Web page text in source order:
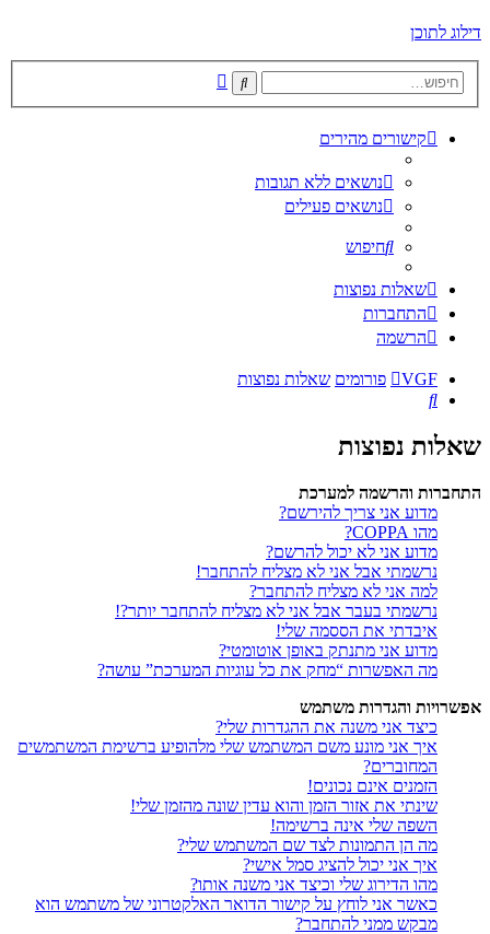
דילוג לתוכן
חיפוש
קישורים מהירים
נושאים ללא תגובות
נושאים פעילים
חיפוש
שאלות נפוצות
התחברות
הרשמה
VGF פורומים שאלות נפוצות
חיפוש
שאלות נפוצות
התחברות והרשמה למערכת
מדוע אני צריך להירשם?
מהו COPPA?
מדוע אני לא יכול להרשם?
נרשמתי אבל אני לא מצליח להתחבר!
למה אני לא מצליח להתחבר?
נרשמתי בעבר אבל אני לא מצליח להתחבר יותר?!
איבדתי את הססמה שלי!
מדוע אני מתנתק באופן אוטומטי?
מה האפשרות “מחק את כל עוגיות המערכת” עושה?
אפשרויות והגדרות משתמש
כיצד אני משנה את ההגדרות שלי?
איך אני מונע משם המשתמש שלי מלהופיע ברשימת המשתמשים
המחוברים?
הזמנים אינם נכונים!
שינתי את אזור הזמן והוא עדין שונה מהזמן שלי!
השפה שלי אינה ברשימה!
מה הן התמונות לצד שם המשתמש שלי?
איך אני יכול להציג סמל אישי?
מהו הדירוג שלי וכיצד אני משנה אותו?
כאשר אני לוחץ על קישור הדואר האלקטרוני של משתמש הוא
מבקש ממני להתחבר?